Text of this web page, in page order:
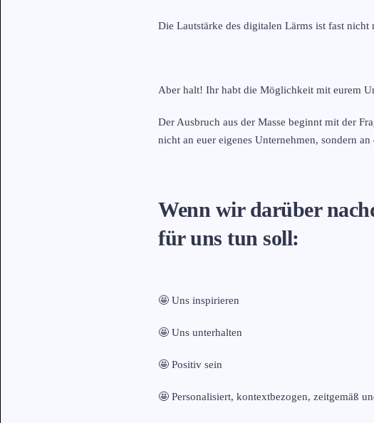
Die Lautstärke des digitalen Lärms ist fast nicht
Aber halt! Ihr habt die Möglichkeit mit eurem
Der Ausbruch aus der Masse beginnt mit der
nicht an euer eigenes Unternehmen, sondern
Wenn wir darüber
für uns tun soll:
🤩 Uns inspirieren
🤩 Uns unterhalten
🤩 Positiv sein
🤩 Personalisiert, kontextbezogen, zeitgemäß